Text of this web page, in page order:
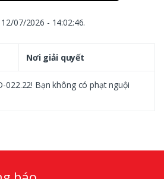
07/2026 - 14:02:46.
Nơi giải quyết
022.22! Bạn không có phạt nguội